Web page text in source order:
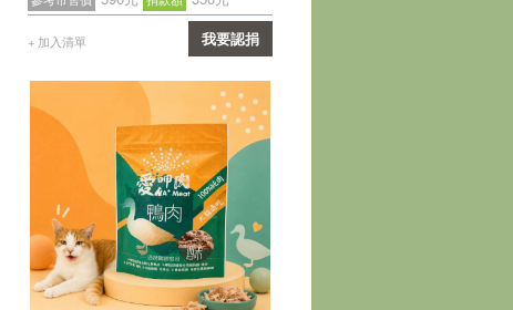
+ 加入清單 我要認捐